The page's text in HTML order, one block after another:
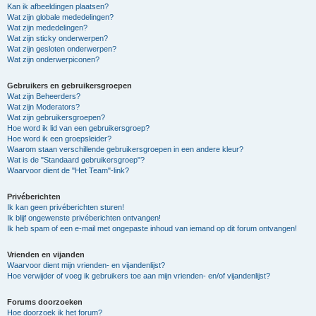
Kan ik afbeeldingen plaatsen?
Wat zijn globale mededelingen?
Wat zijn mededelingen?
Wat zijn sticky onderwerpen?
Wat zijn gesloten onderwerpen?
Wat zijn onderwerpiconen?
Gebruikers en gebruikersgroepen
Wat zijn Beheerders?
Wat zijn Moderators?
Wat zijn gebruikersgroepen?
Hoe word ik lid van een gebruikersgroep?
Hoe word ik een groepsleider?
Waarom staan verschillende gebruikersgroepen in een andere kleur?
Wat is de "Standaard gebruikersgroep"?
Waarvoor dient de "Het Team"-link?
Privéberichten
Ik kan geen privéberichten sturen!
Ik blijf ongewenste privéberichten ontvangen!
Ik heb spam of een e-mail met ongepaste inhoud van iemand op dit forum ontvangen!
Vrienden en vijanden
Waarvoor dient mijn vrienden- en vijandenlijst?
Hoe verwijder of voeg ik gebruikers toe aan mijn vrienden- en/of vijandenlijst?
Forums doorzoeken
Hoe doorzoek ik het forum?